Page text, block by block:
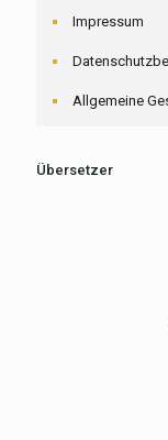
Impressum
Allgemeine
Übersetzer